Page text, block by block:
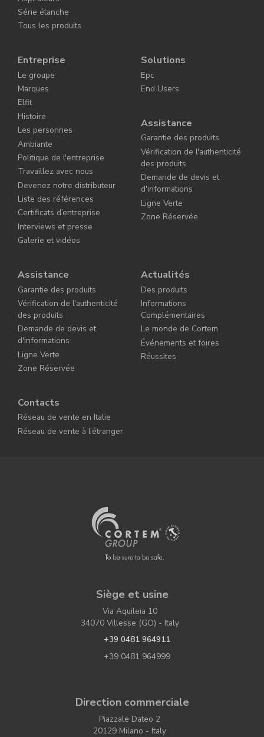
Série étanche
Tous les produits
Entreprise
Le groupe
Marques
Elfit
Histoire
Les personnes
Ambiante
Politique de l'entreprise
Travaillez avec nous
Devenez notre distributeur
Liste des références
Certificats d’entreprise
Interviews et presse
Galerie et vidéos
Solutions
Epc
End Users
Assistance
Garantie des produits
Vérification de l'authenticité
des produits
Demande de devis et
d'informations
Ligne Verte
Zone Réservée
Assistance
Garantie des produits
Vérification de l'authenticité
des produits
Demande de devis et
d'informations
Ligne Verte
Zone Réservée
Actualités
Des produits
Informations
Complémentaires
Le monde de Cortem
Événements et foires
Réussites
Contacts
Réseau de vente en Italie
Réseau de vente à l'étranger
Siège et usine
Via Aquileia 10
34070 Villesse (GO) - Italy
+39 0481 964911
+39 0481 964999
Direction commerciale
Piazzale Dateo 2
20129 Milano - Italy